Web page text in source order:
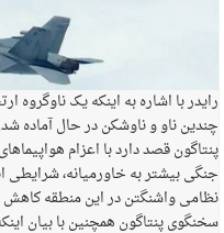
رایدر با اشاره به اینکه یک ناوگروه
چندین ناو و ناوشکن در حال آماده
پنتاگون قصد دارد با اعزام
جنگی بیشتر به خاورمیانه، شرایطی
نظامی واشنگتن در این منطقه کاهش
سخنگوی پنتاگون همچنین با بیان